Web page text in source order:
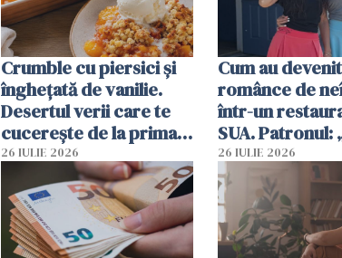
Crumble cu piersici și
înghețată de vanilie.
Desertul verii care te
cucerește de la prima
lingură
26 IULIE 2026
Cum au
românce de
într-un
SUA. Patronul:
ce o să mă fac
26 IULIE 2026